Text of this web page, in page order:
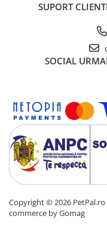
SUPORT
SOCIAL
Copyright © 2026
commerce by Gomag